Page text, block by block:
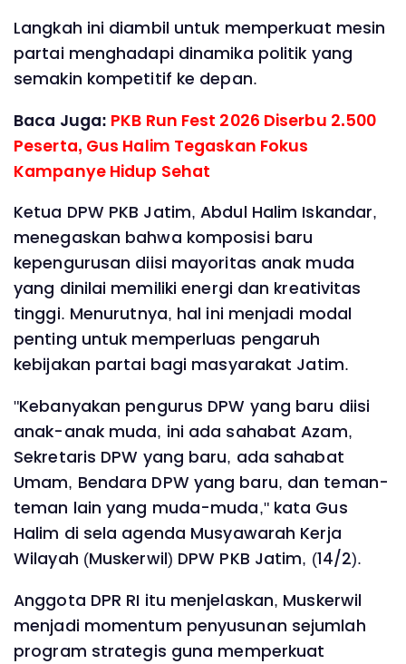
Langkah ini diambil untuk memperkuat mesin
partai menghadapi dinamika politik yang
semakin kompetitif ke depan.
Baca Juga: PKB Run Fest 2026 Diserbu 2.500
Peserta, Gus Halim Tegaskan Fokus
Kampanye Hidup Sehat
Ketua DPW PKB Jatim, Abdul Halim Iskandar,
menegaskan bahwa komposisi baru
kepengurusan diisi mayoritas anak muda
yang dinilai memiliki energi dan kreativitas
tinggi. Menurutnya, hal ini menjadi modal
penting untuk memperluas pengaruh
kebijakan partai bagi masyarakat Jatim.
"Kebanyakan pengurus DPW yang baru diisi
anak-anak muda, ini ada sahabat Azam,
Sekretaris DPW yang baru, ada sahabat
Umam, Bendara DPW yang baru, dan teman-
teman lain yang muda-muda," kata Gus
Halim di sela agenda Musyawarah Kerja
Wilayah (Muskerwil) DPW PKB Jatim, (14/2).
Anggota DPR RI itu menjelaskan, Muskerwil
menjadi momentum penyusunan sejumlah
program strategis guna memperkuat